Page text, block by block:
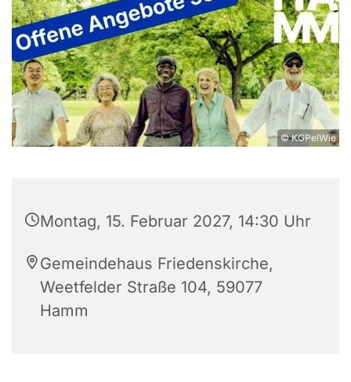
© KGPelWie
Montag, 15. Februar 2027, 14:30 Uhr
Gemeindehaus Friedenskirche,
Weetfelder Straße 104, 59077
Hamm